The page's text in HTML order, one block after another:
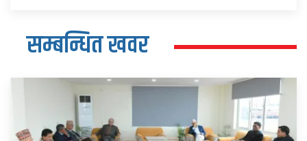
सम्बन्धित खवर